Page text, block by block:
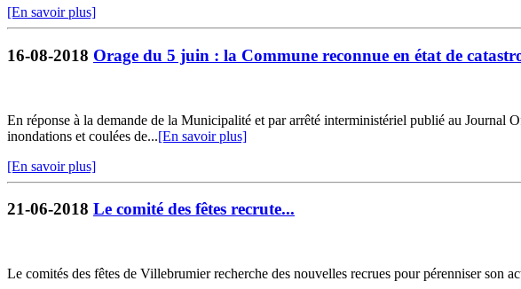
[En savoir plus]
16-08-2018 Orage du 5 juin : la Commune reconnue en état de
En réponse à la demande de la Municipalité et par arrêté interministériel publié au
inondations et coulées de...[En savoir plus]
[En savoir plus]
21-06-2018 Le comité des fêtes recrute...
Le comités des fêtes de Villebrumier recherche des nouvelles recrues pour pérenniser son